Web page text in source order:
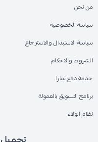
من نحن
سياسة الخصوصية
سياسة الاستبدال والاسترجاع
الشروط والاحكام
خدمة دفع تمارا
برنامج التسويق بالعمولة
نظام الولاء